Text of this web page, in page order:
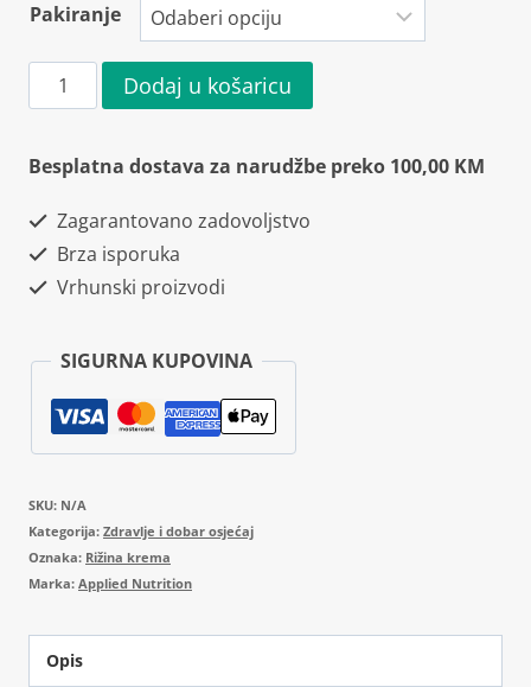
Pakiranje
Applied
Nutrition
Cream
Rice
količina
Dodaj u košaricu
Besplatna dostava za narudžbe preko 100,00 KM
Zagarantovano zadovoljstvo
Brza isporuka
Vrhunski proizvodi
SIGURNA KUPOVINA
SKU: N/A
Kategorija: Zdravlje i dobar osjećaj
Oznaka: Rižina krema
Marka: Applied Nutrition
Opis